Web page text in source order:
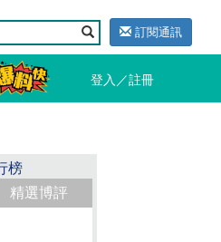
訂閱通訊
登入／註冊
榜
精選博評